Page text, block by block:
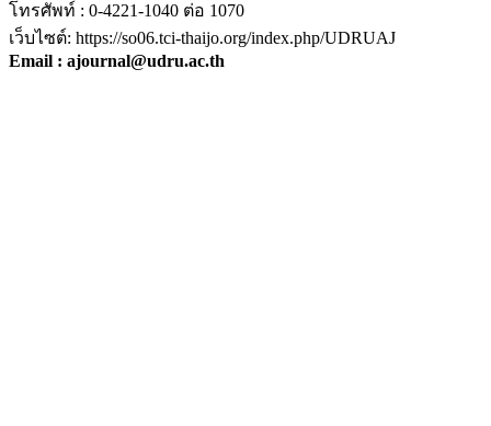
โทรศัพท์ : 0-4221-1040 ต่อ 1070
เว็บไซต์: https://so06.tci-thaijo.org/index.php/UDRUAJ
Email : ajournal@udru.ac.th